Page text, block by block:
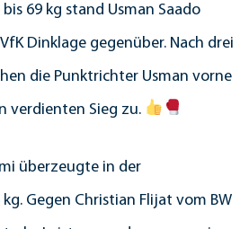
bis 69 kg stand Usman Saado
Dinklage gegenüber. Nach drei
die Punktrichter Usman vorne
verdienten Sieg zu.
überzeugte in der
kg. Gegen Christian Flijat vom BW